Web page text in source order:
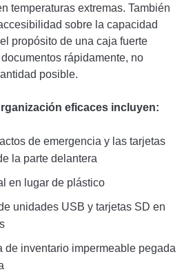
temperaturas extremas. También
sobre la capacidad
propósito de una caja fuerte
rápidamente, no
posible.
eficaces incluyen:
de emergencia y las tarjetas
la parte delantera
en lugar de plástico
unidades USB y tarjetas SD en
de inventario impermeable pegada